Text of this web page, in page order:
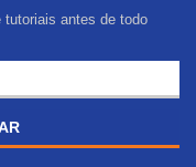
antes de todo